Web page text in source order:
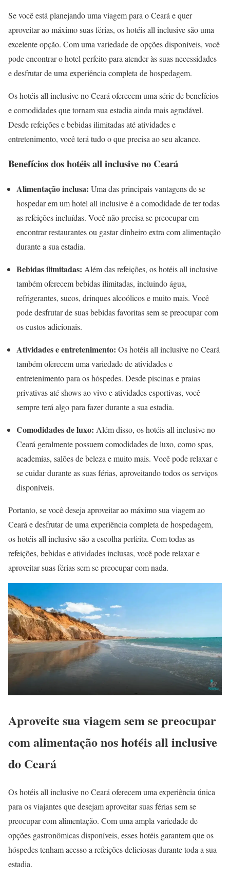
Se você está planejando uma viagem para o Ceará e quer
aproveitar ao máximo suas férias, os hotéis all inclusive são uma
excelente opção. Com uma variedade de opções disponíveis, você
pode encontrar o hotel perfeito para atender às suas necessidades
e desfrutar de uma experiência completa de hospedagem.
Os hotéis all inclusive no Ceará oferecem uma série de benefícios
e comodidades que tornam sua estadia ainda mais agradável.
Desde refeições e bebidas ilimitadas até atividades e
entretenimento, você terá tudo o que precisa ao seu alcance.
Benefícios dos hotéis all inclusive no Ceará
Alimentação inclusa: Uma das principais vantagens de se
hospedar em um hotel all inclusive é a comodidade de ter todas
as refeições incluídas. Você não precisa se preocupar em
encontrar restaurantes ou gastar dinheiro extra com alimentação
durante a sua estadia.
Bebidas ilimitadas: Além das refeições, os hotéis all inclusive
também oferecem bebidas ilimitadas, incluindo água,
refrigerantes, sucos, drinques alcoólicos e muito mais. Você
pode desfrutar de suas bebidas favoritas sem se preocupar com
os custos adicionais.
Atividades e entretenimento: Os hotéis all inclusive no Ceará
também oferecem uma variedade de atividades e
entretenimento para os hóspedes. Desde piscinas e praias
privativas até shows ao vivo e atividades esportivas, você
sempre terá algo para fazer durante a sua estadia.
Comodidades de luxo: Além disso, os hotéis all inclusive no
Ceará geralmente possuem comodidades de luxo, como spas,
academias, salões de beleza e muito mais. Você pode relaxar e
se cuidar durante as suas férias, aproveitando todos os serviços
disponíveis.
Portanto, se você deseja aproveitar ao máximo sua viagem ao
Ceará e desfrutar de uma experiência completa de hospedagem,
os hotéis all inclusive são a escolha perfeita. Com todas as
refeições, bebidas e atividades inclusas, você pode relaxar e
aproveitar suas férias sem se preocupar com nada.
Aproveite sua viagem sem se preocupar
com alimentação nos hotéis all inclusive
do Ceará
Os hotéis all inclusive no Ceará oferecem uma experiência única
para os viajantes que desejam aproveitar suas férias sem se
preocupar com alimentação. Com uma ampla variedade de
opções gastronômicas disponíveis, esses hotéis garantem que os
hóspedes tenham acesso a refeições deliciosas durante toda a sua
estadia.